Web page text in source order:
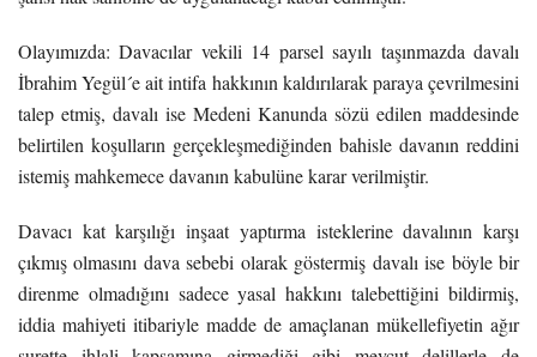
Olayımızda: Davacılar vekili 14 parsel sayılı taşınmazda davalı
İbrahim Yegül´e ait intifa hakkının kaldırılarak paraya çevrilmesini
talep etmiş, davalı ise Medeni Kanunda sözü edilen maddesinde
belirtilen koşulların gerçekleşmediğinden bahisle davanın reddini
istemiş mahkemece davanın kabulüne karar verilmiştir.
Davacı kat karşılığı inşaat yaptırma isteklerine davalının karşı
çıkmış olmasını dava sebebi olarak göstermiş davalı ise böyle bir
direnme olmadığını sadece yasal hakkını talebettiğini bildirmiş,
iddia mahiyeti itibariyle madde de amaçlanan mükellefiyetin ağır